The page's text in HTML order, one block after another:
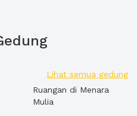
Lihat semua gedung
Ruangan di Menara
Mulia